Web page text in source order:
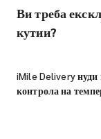
Ви треба
кутии?
iMile Delivery нуди
контрола на
iMile Chat